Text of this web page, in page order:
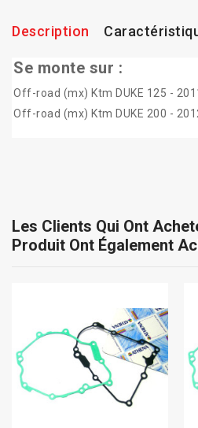
Description
Se monte sur :
Off-road (mx) Ktm DUKE 125 -
Off-road (mx) Ktm DUKE 200 -
Les Clients Qui Ont
Produit Ont Également